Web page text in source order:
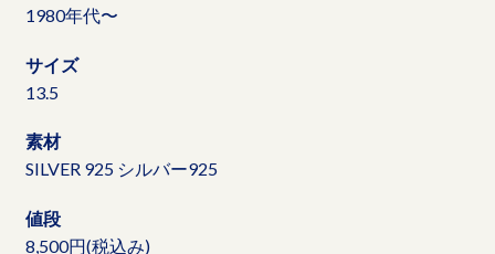
1980年代〜
サイズ
13.5
素材
SILVER 925 シルバー925
値段
8,500円(税込み)